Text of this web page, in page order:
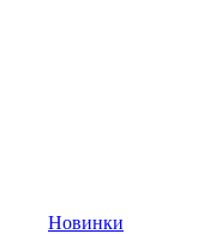
Новинки